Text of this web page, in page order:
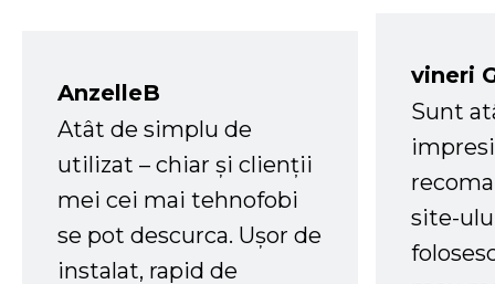
AnzelleB
Atât de simplu de
utilizat – chiar și clienții
mei cei mai tehnofobi
se pot descurca. Ușor de
instalat, rapid de
vineri
Sunt
site-